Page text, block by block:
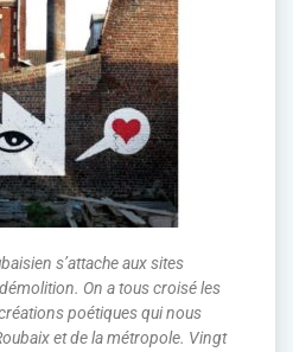
s’attache aux sites
On a tous croisé les
poétiques qui nous
et de la métropole. Vingt